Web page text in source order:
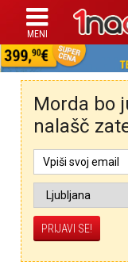
Morda bo
nalašč